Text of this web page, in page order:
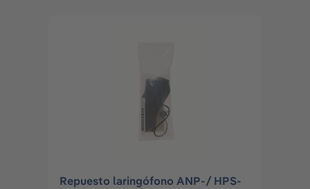
Repuesto laringófono ANP-/ HPS-